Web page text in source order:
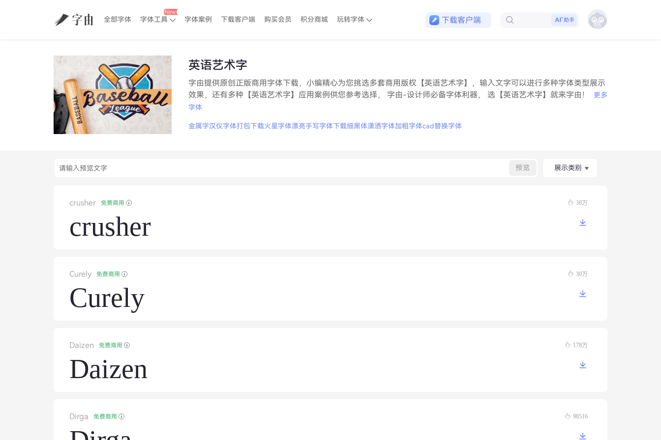
全部字体 字体工具 字体案例 下载客户端 购买会员 积分商城 玩转字体
下载客户端
助手
英语艺术字
字由提供原创正版商用字体下载，小编精心为您挑选多套商用版权【英语艺术字】，输入文字可以进行多种字体类型展示
效果，还有多种【英语艺术字】应用案例供您参考选择， 字由-设计师必备字体利器， 选【英语艺术字】就来字由！
更多
字体
金属字汉仪字体打包下载火星字体漂亮手写字体下载细黑体潇洒字体加粗字体cad替换字体
预览 展示类别
crusher 免费商用
crusher
38万
Curely 免费商用
Curely
30万
Daizen 免费商用
Daizen
178万
Dirga 免费商用 98516